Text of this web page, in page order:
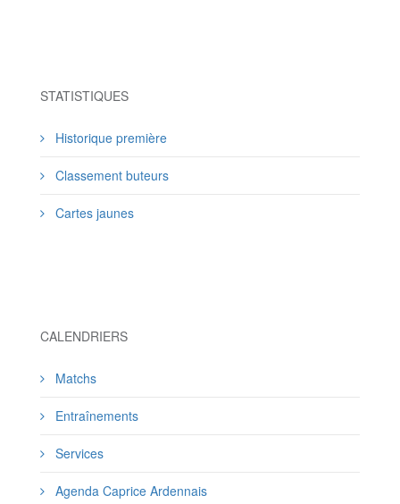
STATISTIQUES
Historique première
Classement buteurs
Cartes jaunes
CALENDRIERS
Matchs
Entraînements
Services
Agenda Caprice Ardennais